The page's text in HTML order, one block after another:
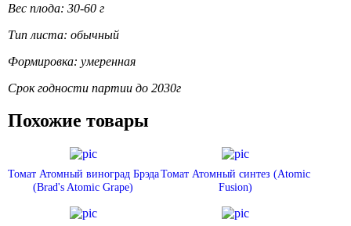
Вес плода: 30-60 г
Тип листа: обычный
Формировка: умеренная
Срок годности партии до 2030г
Похожие товары
Томат Атомный виноград Брэда
(Brad's Atomic Grape)
Томат Атомный синтез (Atomic
Fusion)